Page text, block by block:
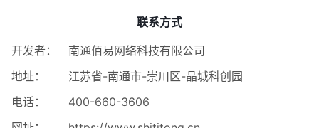
联系方式
开发者：
南通佰易网络科技有限公司
地址：
江苏省-南通市-崇川区-晶城科创园
电话：
400-660-3606